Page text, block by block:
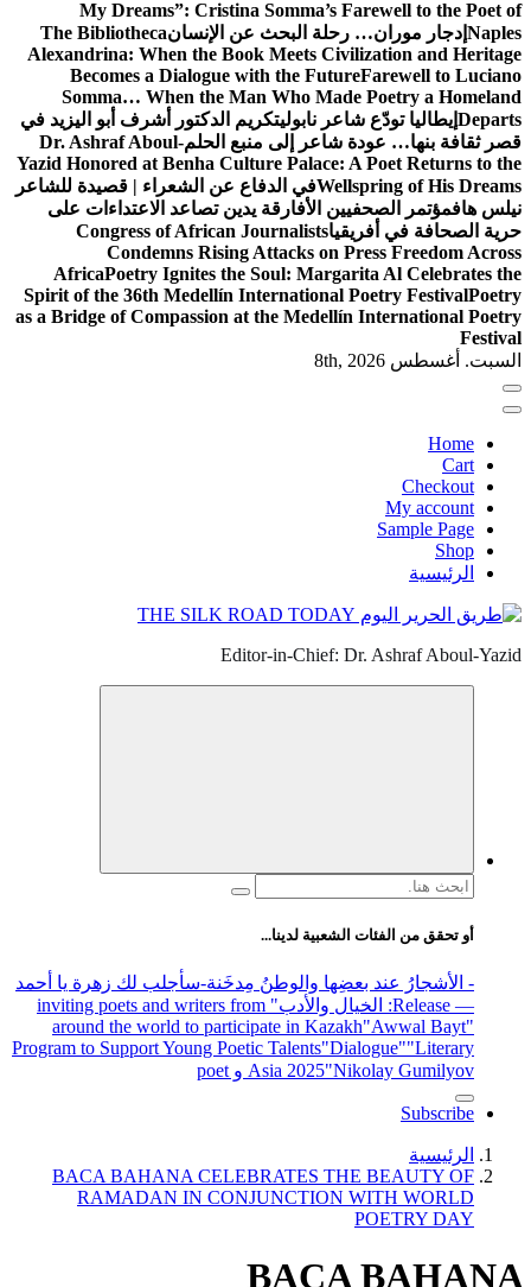
My Dreams”: Cristina
البحث عن الإنسانThe Bibliotheca
Alexandrina: When the Book Meets
Becomes a Dialogue with the
Somma… When the Man Who
تكريم الدكتور أشرف أبو اليزيد في
إلى منبع الحلمDr. Ashraf Aboul-
Yazid Honored at Benha Culture
في الدفاع عن الشعراء | قصيدة للشاعر
يدين تصاعد الاعتداءات على
Congress of African Journalists
Condemns Rising Attacks
AfricaPoetry Ignites the Soul:
Spirit of the 36th Medellín
as a Bridge of Compassion at the
Editor-in-
لدينا...
والوطنُ مِدخَنة -سأجلب لك زهرة يا أحمد
" inviting poets and writers from
around the world to participate in
Program to Support Young Poetic Talents
Asia 2025
BACA BAHANA CELEBRATES
RAMADAN IN